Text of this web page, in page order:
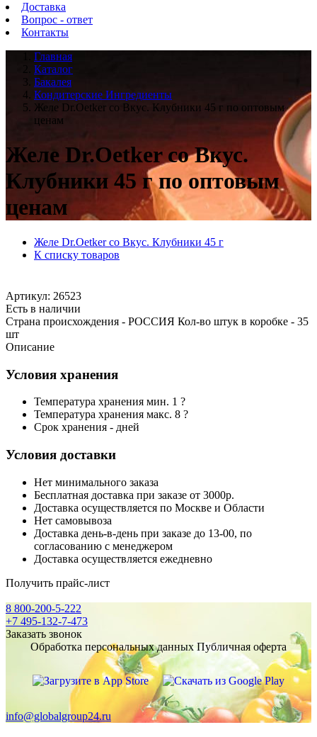
Доставка
Вопрос - ответ
Контакты
Главная
Каталог
Бакалея
Кондитерские Ингредиенты
Желе Dr.Oetker со Вкус. Клубники 45 г по оптовым
ценам
Желе Dr.Oetker со Вкус.
Клубники 45 г по оптовым
ценам
Желе Dr.Oetker со Вкус. Клубники 45 г
К списку товаров
Артикул: 26523
Есть в наличии
Страна происхождения - РОССИЯ Кол-во штук в коробке - 35
шт
Описание
Условия хранения
Температура хранения мин. 1 ?
Температура хранения макс. 8 ?
Срок хранения - дней
Условия доставки
Нет минимального заказа
Бесплатная доставка при заказе от 3000р.
Доставка осуществляется по Москве и Области
Нет самовывоза
Доставка день-в-день при заказе до 13-00, по
согласованию с менеджером
Доставка осуществляется ежедневно
Получить прайс-лист
8 800-200-5-222
+7 495-132-7-473
Заказать звонок
Обработка персональных данных Публичная оферта
info@globalgroup24.ru